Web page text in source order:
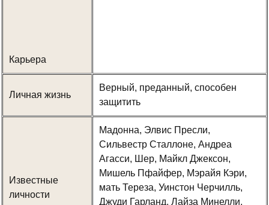
Карьера
Личная жизнь
Верный, преданный, способен
защитить
Известные
личности
Мадонна, Элвис Пресли,
Сильвестр Сталлоне, Андреа
Агасси, Шер, Майкл Джексон,
Мишель Пфайфер, Мэрайя Кэри,
мать Тереза, Уинстон Черчилль,
Джуди Гарланд, Лайза Минелли,